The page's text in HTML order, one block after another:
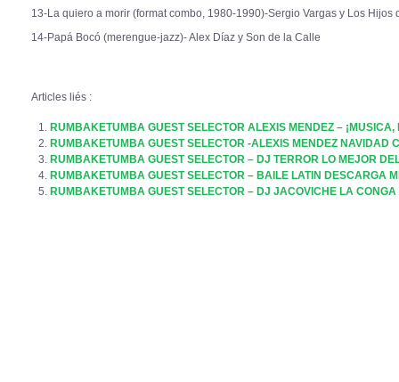
13-La quiero a morir (format combo, 1980-1990)-Sergio Vargas y Los Hijos
14-Papá Bocó (merengue-jazz)- Alex Díaz y Son de la Calle
Articles liés :
RUMBAKETUMBA GUEST SELECTOR ALEXIS MENDEZ – ¡MUSICA,
RUMBAKETUMBA GUEST SELECTOR -ALEXIS MENDEZ NAVIDAD
RUMBAKETUMBA GUEST SELECTOR – DJ TERROR LO MEJOR
RUMBAKETUMBA GUEST SELECTOR – BAILE LATIN DESCARGA
RUMBAKETUMBA GUEST SELECTOR – DJ JACOVICHE LA CONGA